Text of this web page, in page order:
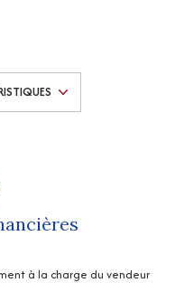
à chaleur)
à la charge du vendeur